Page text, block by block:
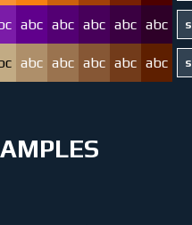
abc abc abc abc abc
abc abc abc abc abc